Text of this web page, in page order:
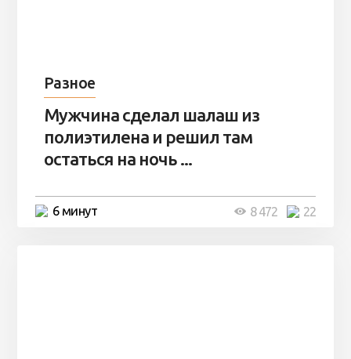
Разное
Мужчина сделал шалаш из
полиэтилена и решил там
остаться на ночь ...
6 минут 22
8 472